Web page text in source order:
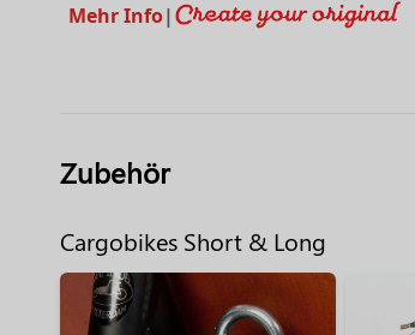
Mehr Info|
Zubehör
Cargobikes Short & Long